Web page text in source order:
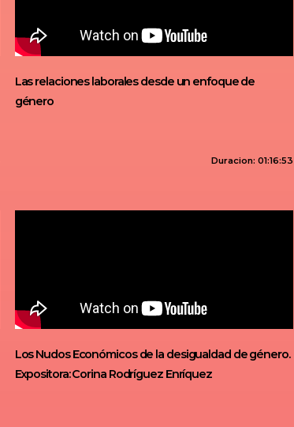
Las relaciones laborales desde un enfoque de
género
Duracion: 01:16:53
Los Nudos Económicos de la desigualdad de género.
Expositora: Corina Rodríguez Enríquez